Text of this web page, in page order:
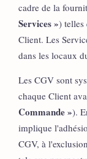
cadre de la
Services ») telles
Client. Les
dans les locaux
Les CGV sont
chaque Client
Commande »).
implique
CGV, à